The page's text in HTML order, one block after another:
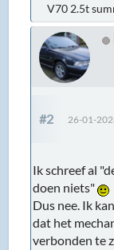
V70 2.5t
#2 26-01-
Ik schreef al
doen niets"
Dus nee. Ik
dat het
verbonden te